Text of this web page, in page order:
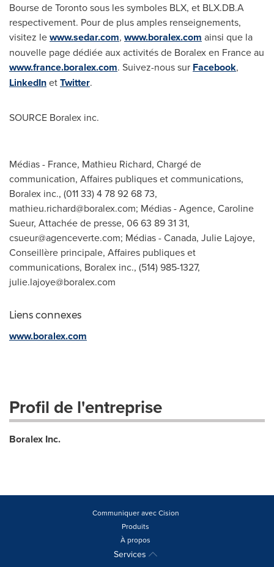
Bourse deTorontosous les symboles BLX, et BLX.DB.A
respectivement. Pour de plus amples renseignements,
visitez lewww.sedar.com, www.boralex.com ainsi que la
nouvelle page dédiée aux activités de Boralex en Franceau
www.france.boralex.com. Suivez-nous sur Facebook,
LinkedInetTwitter.
SOURCE Boralex inc.
Médias - France, Mathieu Richard, Chargé de
communication, Affaires publiques et communications,
Boralex inc., (011 33) 4 78 92 68 73,
mathieu.richard@boralex.com; Médias - Agence, Caroline
Sueur, Attachée de presse, 06 63 89 31 31,
csueur@agenceverte.com; Médias - Canada, Julie Lajoye,
Conseillère principale, Affaires publiques et
communications, Boralex inc., (514) 985-1327,
julie.lajoye@boralex.com
Liens connexes
www.boralex.com
Profil de l'entreprise
Boralex Inc.
Communiquer avec Cision
Produits
À propos
Services